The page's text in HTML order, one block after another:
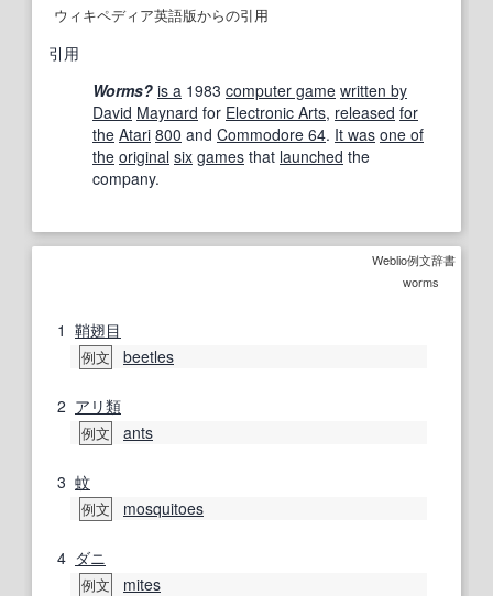
ウィキペディア英語版からの引用
引用
Worms? is a 1983 computer game written by
David Maynard for Electronic Arts, released for
the Atari 800 and Commodore 64. It was one of
the original six games that launched the
company.
Weblio例文辞書
worms
1 鞘翅目
例文 beetles
2 アリ類
例文 ants
3 蚊
例文 mosquitoes
4 ダニ
例文 mites